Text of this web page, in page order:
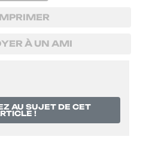
À UN AMI
AU SUJET DE CET
!